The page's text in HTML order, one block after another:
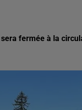
fermée à la